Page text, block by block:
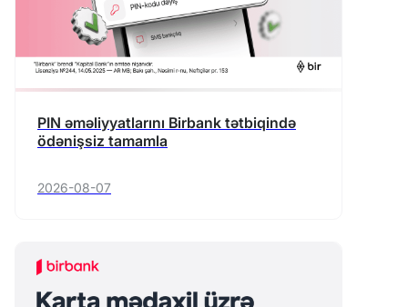
PIN əməliyyatlarını Birbank tətbiqində
ödənişsiz tamamla
2026-08-07